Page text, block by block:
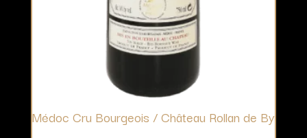
Médoc Cru Bourgeois / Château Rollan de By